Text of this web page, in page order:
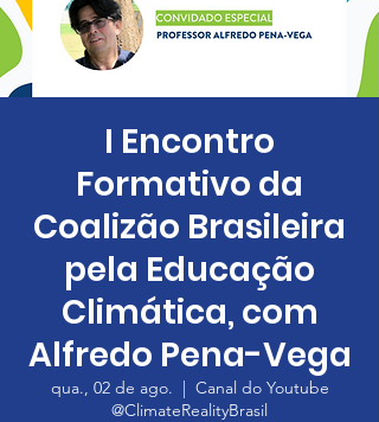
I Encontro
Formativo da
Coalizão Brasileira
pela Educação
Climática, com
Alfredo Pena-Vega
qua., 02 de ago.
  |
Canal do Youtube
@ClimateRealityBrasil